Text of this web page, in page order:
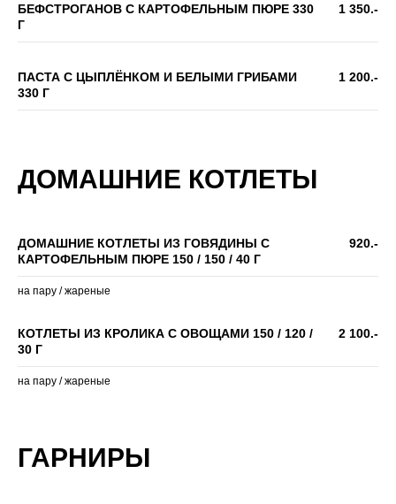
БЕФСТРОГАНОВ С КАРТОФЕЛЬНЫМ ПЮРЕ 330
Г
1 350.-
ПАСТА С ЦЫПЛЁНКОМ И БЕЛЫМИ ГРИБАМИ
330 Г
1 200.-
ДОМАШНИЕ КОТЛЕТЫ
ДОМАШНИЕ КОТЛЕТЫ ИЗ ГОВЯДИНЫ С
КАРТОФЕЛЬНЫМ ПЮРЕ 150 / 150 / 40 Г
920.-
на пару / жареные
КОТЛЕТЫ ИЗ КРОЛИКА С ОВОЩАМИ 150 / 120 /
30 Г
2 100.-
на пару / жареные
ГАРНИРЫ